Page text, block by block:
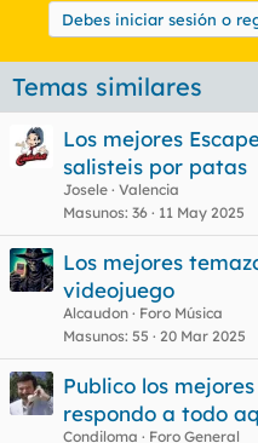
Debes iniciar sesión o
Temas similares
Los mejores
salisteis por patas
Josele Valencia
Masunos 36 11 May 2025
Los mejores
videojuego
Alcaudon
Foro Música
Masunos 55 20 Mar 2025
Publico los
respondo a todo
Condiloma
Foro General